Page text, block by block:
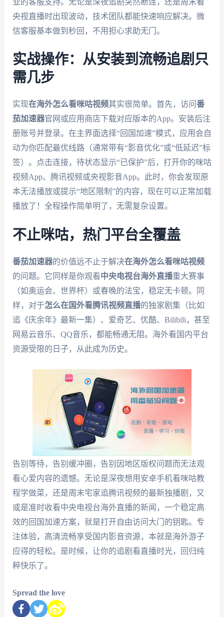
央视直播时出现波动，技术团队都能快速响应解决。微
信客服基本做到秒回，不用担心求助无门。
实战操作：从安装到流畅追剧只
需几步
实现在海外怎么看咪咕视频其实很简单。首先，访问 番
茄加速器官网或应用商店下载对应版本的App。安装后注
册账号并登录。在主界面选择“回国加速”模式，应用会自
动为你匹配最优线路（通常带有“影音优化”或“低延迟”标
签）。点击连接，待状态显示“已保护”后，打开你的咪咕
视频App、腾讯视频或央视影音App。此时，你会发现原
本无法播放或提示“地区限制”的内容，现在可以正常加载
播放了！全程操作简单明了，无需复杂设置。
不止咪咕，热门平台全覆盖
番茄加速器的价值远不止于解决在海外怎么看咪咕视频
的问题。它同样是你观看中央电视台海外直播重大赛事
（如奥运会、世界杯）或春晚的法宝，稳定无卡顿。同
样，对于怎么在国外看腾讯视频直播的独家剧集（比如
追《庆余年》最新一集）、爱奇艺、优酷、Bilibili，甚至
网易云音乐、QQ音乐，都能畅通无阻。海外看国内平台
资源受限的日子，从此成为历史。
告别等待，告别缓冲圈，告别因地区版权问题而无法观
看心爱内容的遗憾。无论是深夜想用安卓手机看咪咕教
程学做菜，还是周末宅家追腾讯视频的最新独播剧，又
或是准时收看中央电视台海外直播的新闻，一个稳定高
效的回国加速方案，就是打开自由访问大门的钥匙。专
注体验，高清流畅享受国内影音资源，本就是海外游子
应得的轻松。是时候，让你的追剧看直播时光，回归纯
粹快乐了。
Spread the love